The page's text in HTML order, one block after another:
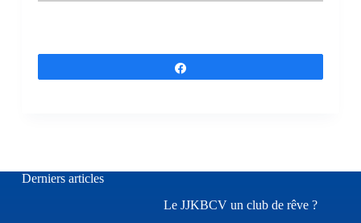
Derniers articles
Le JJKBCV un club de rêve ?